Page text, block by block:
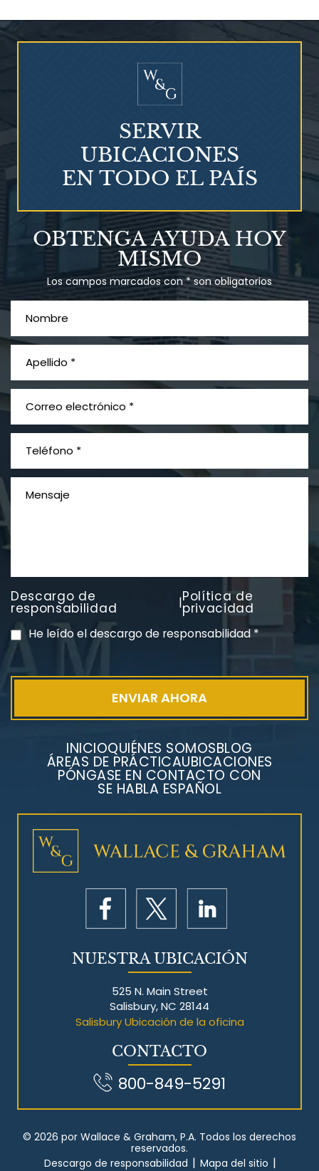
¿Quién corre el riesgo de
Talco en polvo
Ovary cancer
¿Qué es el mesotelioma?
PVC Cloruro de polivinilo
Exposición
OBTENGA AYUDA HOY
MISMO
Los campos marcados con * son obligatorios
Descargo de
responsabilidad |Política de
privacidad
He leído el descargo de responsabilidad*
SERVIR
UBICACIONES
EN TODO EL PAÍS
INICIOQUIÉNES SOMOSBLOG
ÁREAS DE PRÁCTICAUBICACIONES
PÓNGASE EN CONTACTO CON
SE HABLA ESPAÑOL
NUESTRA UBICACIÓN
525 N. Main Street
Salisbury, NC 28144
Salisbury Ubicación de la oficina
CONTACTO
800-849-5291
© 2026 por Wallace & Graham, P.A. Todos los derechos
reservados.
Descargo de responsabilidad | Mapa del sitio |